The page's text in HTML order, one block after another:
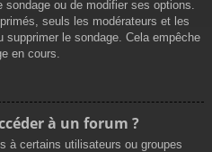
ou de modifier ses options.
seuls les modérateurs et les
le sondage. Cela empêche
en cours.
à un forum ?
à certains utilisateurs ou groupes